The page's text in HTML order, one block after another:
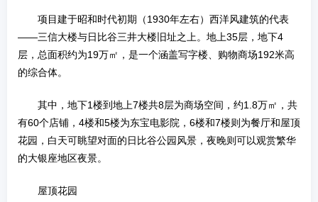
项目建于昭和时代初期（1930年左右）西洋风建筑的代表
——三信大楼与日比谷三井大楼旧址之上。地上35层，地下4
层，总面积约为19万㎡，是一个涵盖写字楼、购物商场192米高
的综合体。
其中，地下1楼到地上7楼共8层为商场空间，约1.8万㎡，共
有60个店铺，4楼和5楼为东宝电影院，6楼和7楼则为餐厅和屋顶
花园，白天可眺望对面的日比谷公园风景，夜晚则可以观赏繁华
的大银座地区夜景。
屋顶花园